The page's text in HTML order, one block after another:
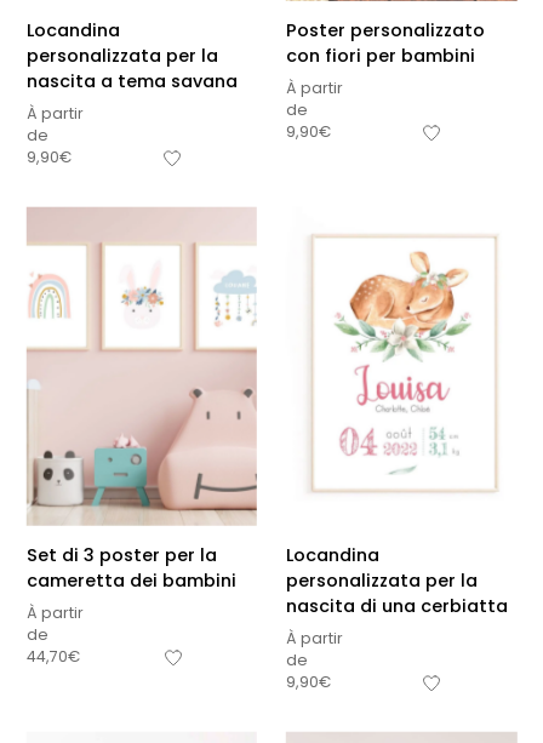
Locandina
personalizzata per la
nascita a tema savana
À partir
de
9,90€
Poster personalizzato
con fiori per bambini
À partir
de
9,90€
Set di 3 poster per la
cameretta dei bambini
À partir
de
44,70€
Locandina
personalizzata per la
nascita di una cerbiatta
À partir
de
9,90€